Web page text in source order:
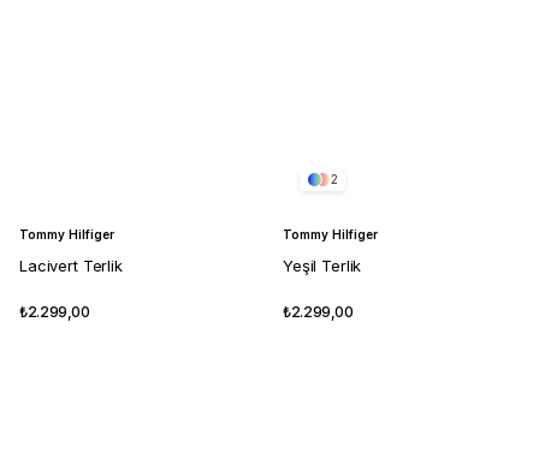
Tommy Hilfiger
Lacivert Terlik
₺2.299,00
2
Tommy Hilfiger
Yeşil Terlik
₺2.299,00